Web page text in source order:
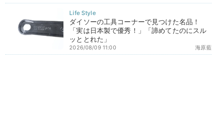
ダイソーの工具コーナーで見つけた名品！
「実は日本製で優秀！」「諦めてたのにスル
ッととれた」
海原藍
2026/08/09 11:00